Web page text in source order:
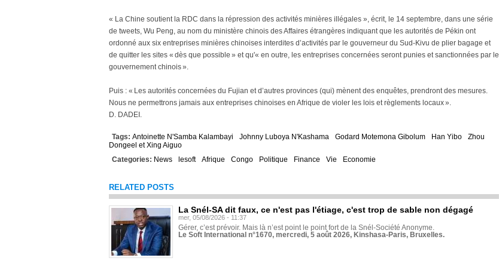
« La Chine soutient la RDC dans la répression des activités minières illégales », écrit, le 14 septembre, dans une série
de tweets, Wu Peng, au nom du ministère chinois des Affaires étrangères indiquant que les autorités de Pékin ont
ordonné aux six entreprises minières chinoises interdites d’activités par le gouverneur du Sud-Kivu de plier bagage et
de quitter les sites « dès que possible » et qu'« en outre, les entreprises concernées seront punies et sanctionnées par le
gouvernement chinois ».
Puis : « Les autorités concernées du Fujian et d’autres provinces (qui) mènent des enquêtes, prendront des mesures.
Nous ne permettrons jamais aux entreprises chinoises en Afrique de violer les lois et règlements locaux ».
D. DADEI.
Tags: Antoinette N'Samba Kalambayi Johnny Luboya N'Kashama Godard Motemona Gibolum Han Yibo
Zhou
Dongeel et Xing Aiguo
Categories: News lesoft Afrique Congo Politique Finance Vie Economie
RELATED POSTS
La Snél-SA dit faux, ce n'est pas l'étiage, c'est trop de sable non dégagé
mer, 05/08/2026 - 11:37
Gérer, c’est prévoir. Mais là n’est point le point fort de la Snél-Société Anonyme.
Le Soft International n°1670, mercredi, 5 août 2026, Kinshasa-Paris, Bruxelles.